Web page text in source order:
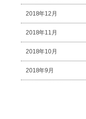
2018年12月
2018年11月
2018年10月
2018年9月